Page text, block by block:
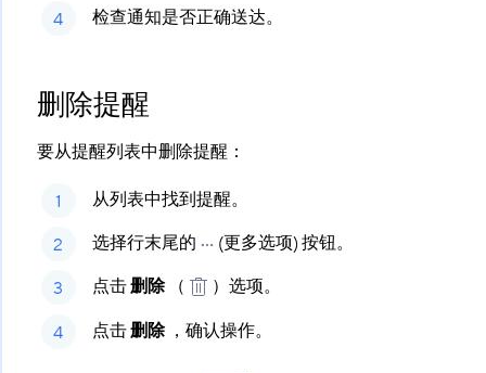
检查通知是否正确送达。
删除提醒
要从提醒列表中删除提醒：
从列表中找到提醒。
选择行末尾的
(更多选项) 按钮。
点击删除​ （
）选项。
点击删除​ ，确认操作。